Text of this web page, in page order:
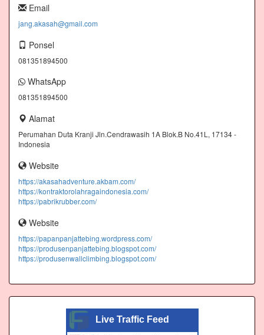
Email
jang.akasah@gmail.com
Ponsel
081351894500
WhatsApp
081351894500
Alamat
Perumahan Duta Kranji Jln.Cendrawasih 1A Blok.B No.41L, 17134 -
Indonesia
Website
https://akasahadventure.akbam.com/
https://kontraktorolahragaindonesia.com/
https://pabrikrubber.com/
Website
https://papanpanjattebing.wordpress.com/
https://produsenpanjattebing.blogspot.com/
https://produsenwallclimbing.blogspot.com/
Live Traffic Feed